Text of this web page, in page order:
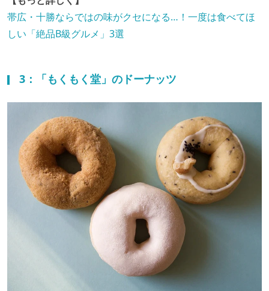
帯広・十勝ならではの味がクセになる…！一度は食べてほ
しい「絶品B級グルメ」3選
3：「もくもく堂」のドーナッツ